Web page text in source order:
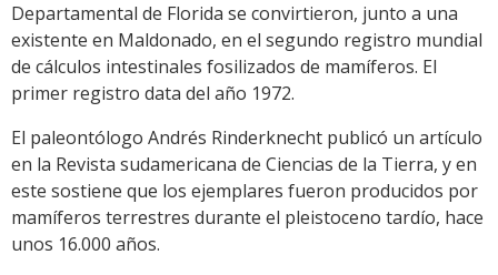
Departamental de Florida se convirtieron, junto a una
existente en Maldonado, en el segundo registro mundial
de cálculos intestinales fosilizados de mamíferos. El
primer registro data del año 1972.
El paleontólogo Andrés Rinderknecht publicó un artículo
en la Revista sudamericana de Ciencias de la Tierra, y en
este sostiene que los ejemplares fueron producidos por
mamíferos terrestres durante el pleistoceno tardío, hace
unos 16.000 años.